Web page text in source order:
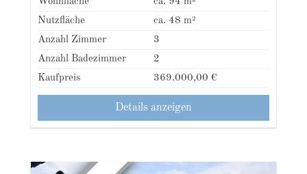
Nutzfläche
ca. 48 m²
Anzahl Zimmer
3
Anzahl Badezimmer
2
Kaufpreis
369.000,00 €
Details anzeigen